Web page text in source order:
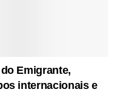
Emigrante,
internacionais e